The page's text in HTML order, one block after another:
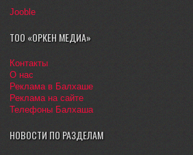
Jooble
ТОО «ОРКЕН МЕДИА»
Контакты
О нас
Реклама в Балхаше
Реклама на сайте
Телефоны Балхаша
НОВОСТИ ПО РАЗДЕЛАМ